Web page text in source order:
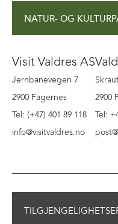
NATUR- OG
Visit Valdres AS
Jernbanevegen 7
2900 Fagernes
Tel: (+47) 401 89 118
info@visitvaldres.no
2900
Tel: